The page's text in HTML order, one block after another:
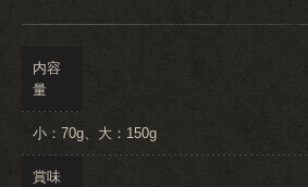
内容
量
小：70g、大：150g
賞味